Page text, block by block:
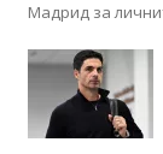
Мадрид за